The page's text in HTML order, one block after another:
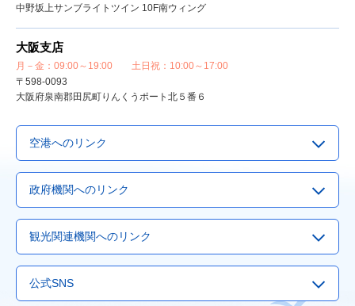
中野坂上サンブライトツイン 10F南ウィング
大阪支店
月－金：09:00～19:00 土日祝：10:00～17:00
〒598-0093
大阪府泉南郡田尻町りんくうポート北５番６
空港へのリンク
▶成田空港
▶羽田空港
▶関西国際空港
政府機関へのリンク
▶Visit Japan Webサービス
▶観光庁
▶国土交通省
観光関連機関へのリンク
▶国際観光サービスセンター
▶日本観光振興協会
公式SNS